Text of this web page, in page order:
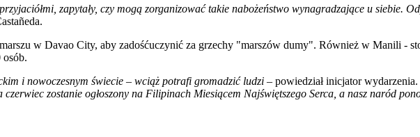
zapytały, czy mogą zorganizować takie nabożeństwo wynagradzające u siebie.
w Davao City, aby zadośćuczynić za grzechy "marszów dumy". Również w Manili -
osób.
i nowoczesnym świecie – wciąż potrafi gromadzić ludzi – powiedział inicjator
czerwiec zostanie ogłoszony na Filipinach Miesiącem Najświętszego Serca, a nasz naród